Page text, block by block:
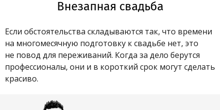
Внезапная свадьба
Если обстоятельства складываются так, что времени
на многомесячную подготовку к свадьбе нет, это
не повод для переживаний. Когда за дело берутся
профессионалы, они и в короткий срок могут сделать
красиво.